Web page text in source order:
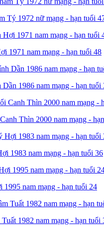
Tý 1972 nữ mạng - hạn tuổi
1971 nam mạng - hạn tuổi 48
1986 nam mạng - hạn tuổi
Thìn 2000 nam mạng -
1983 nam mạng - hạn tuổi 36
nam mạng - hạn tuổi 24
1982 nam mạng - hạn tuổi